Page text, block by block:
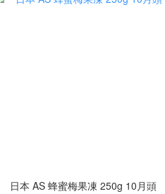
日本 AS 蜂蜜梅果凍 250g 10月頭